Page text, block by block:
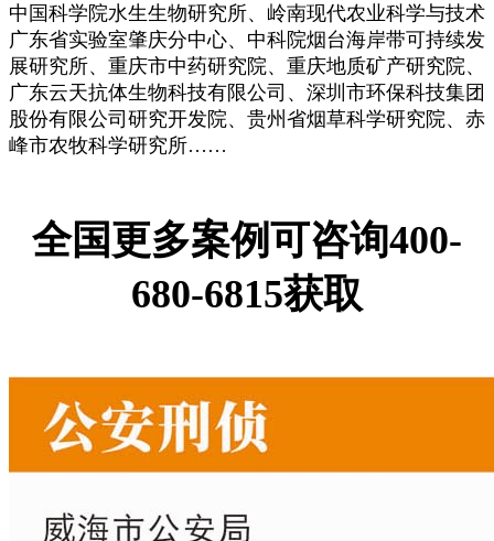
中国科学院水生生物研究所、岭南现代农业科学与技术
广东省实验室肇庆分中心、中科院烟台海岸带可持续发
展研究所、重庆市中药研究院、重庆地质矿产研究院、
广东云天抗体生物科技有限公司、深圳市环保科技集团
股份有限公司研究开发院、贵州省烟草科学研究院、赤
峰市农牧科学研究所……
全国更多案例可咨询400-
680-6815获取